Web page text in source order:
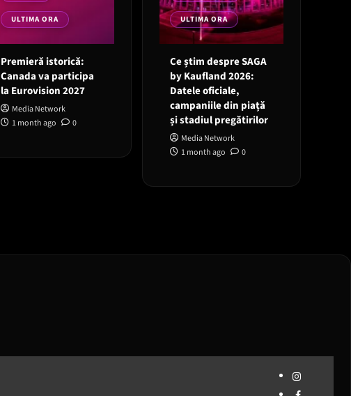
ULTIMA ORA
Premieră istorică:
Canada va participa
la Eurovision 2027
Media Network
1 month ago
0
ULTIMA ORA
Ce știm despre SAGA
by Kaufland 2026:
Datele oficiale,
campaniile din piață
și stadiul pregătirilor
Media Network
1 month ago
0
Instagram
Facebook